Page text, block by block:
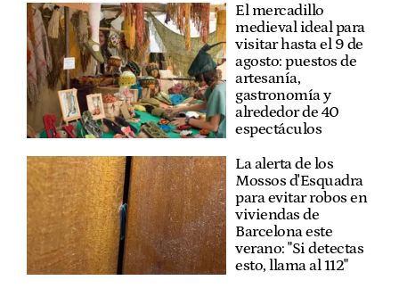
El mercadillo
medieval ideal para
visitar hasta el 9 de
agosto: puestos de
artesanía,
gastronomía y
alrededor de 40
espectáculos
La alerta de los
Mossos d'Esquadra
para evitar robos en
viviendas de
Barcelona este
verano: "Si detectas
esto, llama al 112"